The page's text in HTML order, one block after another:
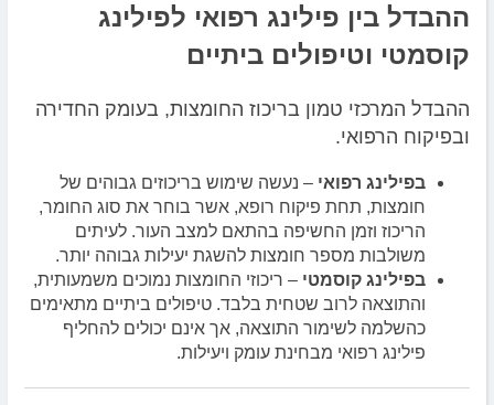
ההבדל בין פילינג רפואי לפילינג
קוסמטי וטיפולים ביתיים
ההבדל המרכזי טמון בריכוז החומצות, בעומק החדירה
ובפיקוח הרפואי.
בפילינג רפואי – נעשה שימוש בריכוזים גבוהים של
חומצות, תחת פיקוח רופא, אשר בוחר את סוג החומר,
הריכוז וזמן החשיפה בהתאם למצב העור. לעיתים
משולבות מספר חומצות להשגת יעילות גבוהה יותר.
בפילינג קוסמטי – ריכוזי החומצות נמוכים משמעותית,
והתוצאה לרוב שטחית בלבד. טיפולים ביתיים מתאימים
כהשלמה לשימור התוצאה, אך אינם יכולים להחליף
פילינג רפואי מבחינת עומק ויעילות.